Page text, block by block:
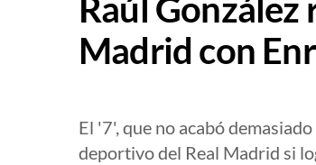
Raúl
Madrid con
El '7', que no acabó
deportivo del Real Madrid si